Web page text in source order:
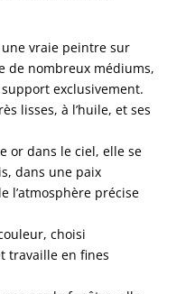
vraie peintre sur
de nombreux médiums,
exclusivement.
lisses, à l’huile, et ses
or dans le ciel, elle se
dans une paix
l’atmosphère précise
choisi
travaille en fines